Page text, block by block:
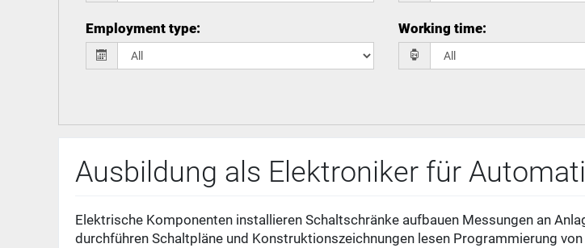
Employment type: Working time:
Ausbildung als Elektroniker für
Elektrische Komponenten installieren Schaltschränke aufbauen Messungen an
durchführen Schaltpläne und Konstruktionszeichnungen lesen Programmierung von